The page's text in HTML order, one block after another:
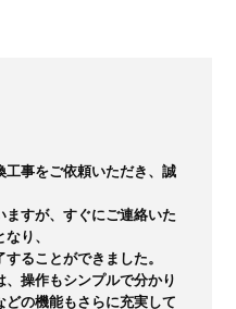
工事をご依頼いただき、誠
すが、すぐにご連絡いた
り、
ることができました。
操作もシンプルで分かり
の機能もさらに充実して